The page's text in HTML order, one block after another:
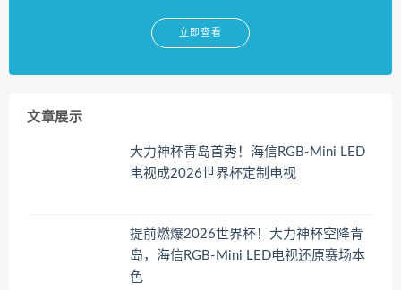
立即查看
文章展示
大力神杯青岛首秀！海信RGB-Mini LED
电视成2026世界杯定制电视
提前燃爆2026世界杯！大力神杯空降青
岛，海信RGB-Mini LED电视还原赛场本
色